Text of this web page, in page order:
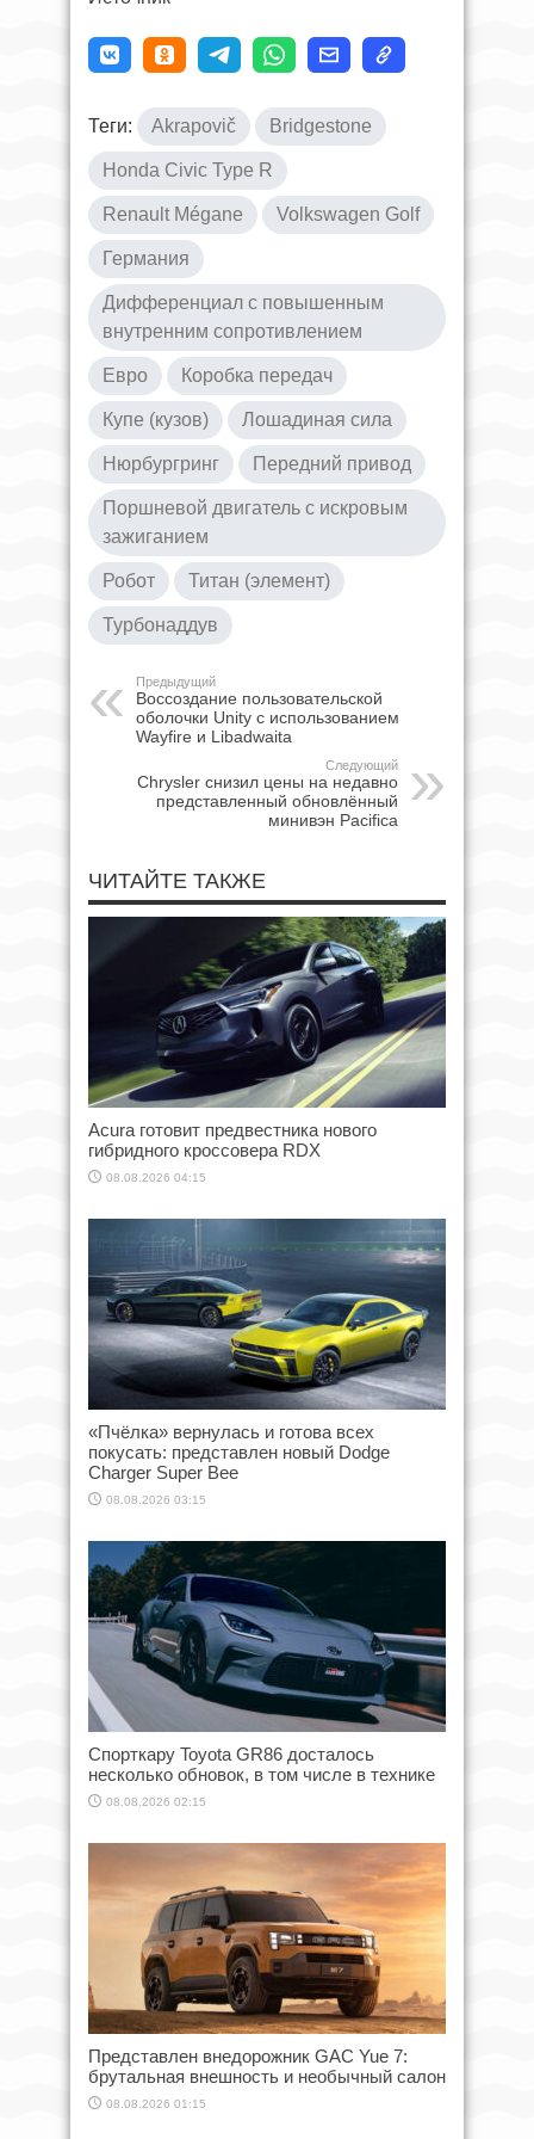
Теги: Akrapovič Bridgestone
Honda Civic Type R
Renault Mégane Volkswagen Golf
Германия
Дифференциал с повышенным
внутренним сопротивлением
Евро Коробка передач
Купе (кузов) Лошадиная сила
Нюрбургринг Передний привод
Поршневой двигатель с искровым
зажиганием
Робот Титан (элемент)
Турбонаддув
Предыдущий
Воссоздание пользовательской
оболочки Unity с использованием
Wayfire и Libadwaita
Следующий
Chrysler снизил цены на недавно
представленный обновлённый
минивэн Pacifica
ЧИТАЙТЕ ТАКЖЕ
Acura готовит предвестника нового
гибридного кроссовера RDX
08.08.2026 04:15
«Пчёлка» вернулась и готова всех
покусать: представлен новый Dodge
Charger Super Bee
08.08.2026 03:15
Спорткару Toyota GR86 досталось
несколько обновок, в том числе в технике
08.08.2026 02:15
Представлен внедорожник GAC Yue 7:
брутальная внешность и необычный салон
08.08.2026 01:15